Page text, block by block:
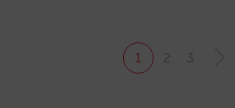
1 2 3